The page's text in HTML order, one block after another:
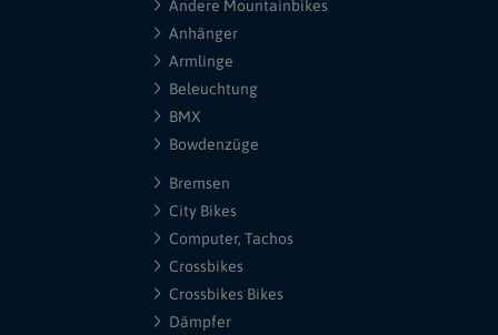
Andere Mountainbikes
Anhänger
Armlinge
Beleuchtung
BMX
Bowdenzüge
Bremsen
City Bikes
Computer, Tachos
Crossbikes
Crossbikes Bikes
Dämpfer